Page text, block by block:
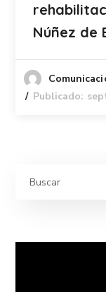
Núñez de
Publicado: